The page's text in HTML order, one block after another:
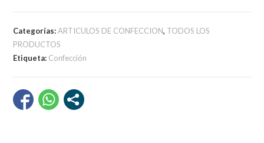
cantidad
Categorías:ARTICULOS DE CONFECCION, TODOS LOS
PRODUCTOS
Etiqueta: Confección